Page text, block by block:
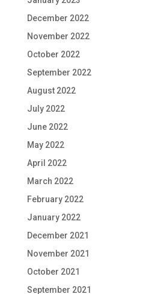
December 2022
November 2022
October 2022
September 2022
August 2022
July 2022
June 2022
May 2022
April 2022
March 2022
February 2022
January 2022
December 2021
November 2021
October 2021
September 2021